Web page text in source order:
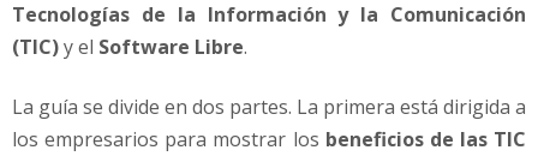
Tecnologías de la Información y la Comunicación
(TIC)y el Software Libre.
La guía se divide en dos partes. La primera está dirigida a
los empresarios para mostrar los beneficios de las TIC